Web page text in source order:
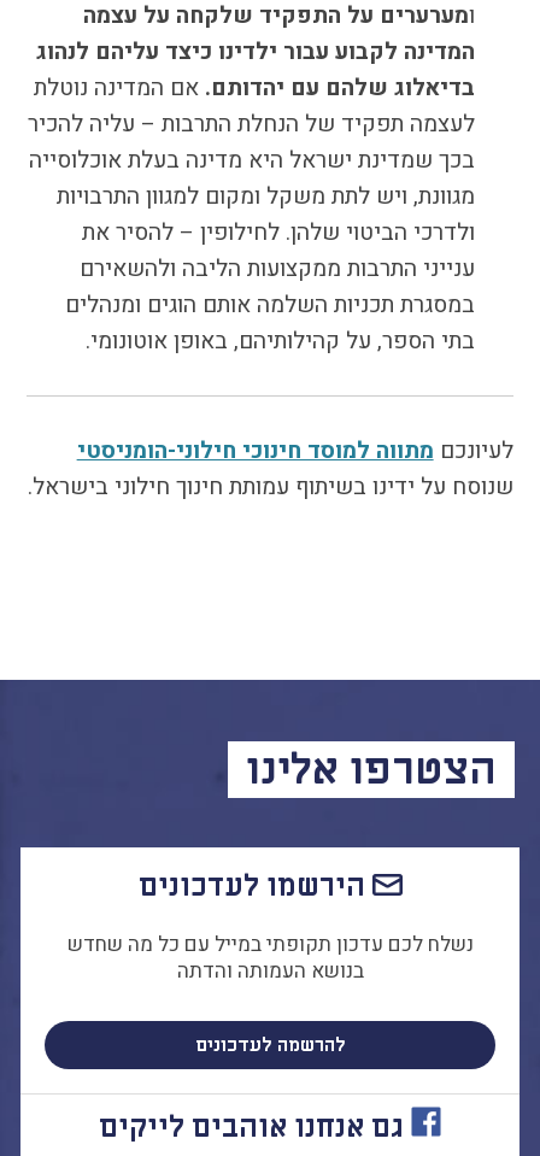
ומערערים על התפקיד שלקחה על עצמה
המדינה לקבוע עבור ילדינו כיצד עליהם לנהוג
בדיאלוג שלהם עם יהדותם. אם המדינה נוטלת
לעצמה תפקיד של הנחלת התרבות – עליה להכיר
בכך שמדינת ישראל היא מדינה בעלת אוכלוסייה
מגוונת, ויש לתת משקל ומקום למגוון התרבויות
ולדרכי הביטוי שלהן. לחילופין – להסיר את
ענייני התרבות ממקצועות הליבה ולהשאירם
במסגרת תכניות השלמה אותם הוגים ומנהלים
בתי הספר, על קהילותיהם, באופן אוטונומי.
לעיונכם מתווה למוסד חינוכי חילוני-הומניסטי
שנוסח על ידינו בשיתוף עמותת חינוך חילוני בישראל.
הצטרפו אלינו
הירשמו לעדכונים
נשלח לכם עדכון תקופתי במייל עם כל מה שחדש
בנושא העמותה והדתה
להרשמה לעדכונים
גם אנחנו אוהבים לייקים